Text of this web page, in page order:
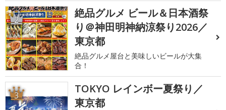
2
絶品グルメ ビール＆日本酒祭
り＠神田明神納涼祭り2026／
東京都
絶品グルメ屋台と美味しいビールが大集
合！
3
TOKYO レインボー夏祭り／
東京都